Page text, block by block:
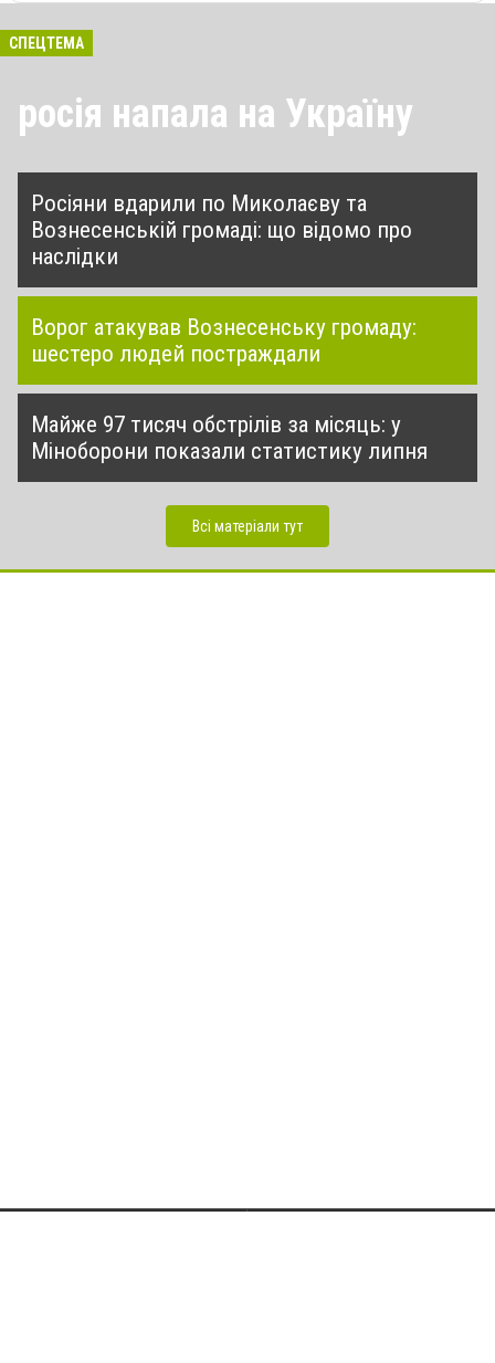
СПЕЦТЕМА
росія напала на Україну
Росіяни вдарили по Миколаєву та
Вознесенській громаді: що відомо про
наслідки
Ворог атакував Вознесенську громаду:
шестеро людей постраждали
Майже 97 тисяч обстрілів за місяць: у
Міноборони показали статистику липня
Всі матеріали тут